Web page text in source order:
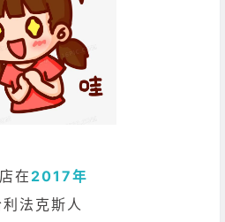
在 2017年
法克斯人